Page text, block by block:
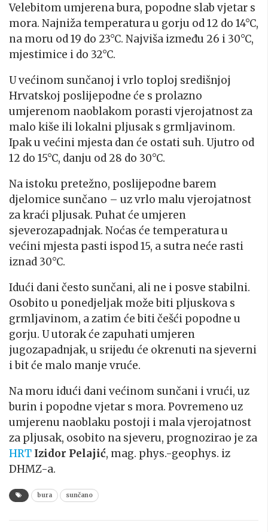
Velebitom umjerena bura, popodne slab vjetar s
mora. Najniža temperatura u gorju od 12 do 14°C,
na moru od 19 do 23°C. Najviša između 26 i 30°C,
mjestimice i do 32°C.
U većinom sunčanoj i vrlo toploj središnjoj
Hrvatskoj poslijepodne će s prolazno
umjerenom naoblakom porasti vjerojatnost za
malo kiše ili lokalni pljusak s grmljavinom.
Ipak u većini mjesta dan će ostati suh. Ujutro od
12 do 15°C, danju od 28 do 30°C.
Na istoku pretežno, poslijepodne barem
djelomice sunčano – uz vrlo malu vjerojatnost
za kraći pljusak. Puhat će umjeren
sjeverozapadnjak. Noćas će temperatura u
većini mjesta pasti ispod 15, a sutra neće rasti
iznad 30°C.
Idući dani često sunčani, ali ne i posve stabilni.
Osobito u ponedjeljak može biti pljuskova s
grmljavinom, a zatim će biti češći popodne u
gorju. U utorak će zapuhati umjeren
jugozapadnjak, u srijedu će okrenuti na sjeverni
i bit će malo manje vruće.
Na moru idući dani većinom sunčani i vrući, uz
burin i popodne vjetar s mora. Povremeno uz
umjerenu naoblaku postoji i mala vjerojatnost
za pljusak, osobito na sjeveru, prognozirao je za
HRT Izidor Pelajić, mag. phys.-geophys. iz
DHMZ-a.
bura sunčano